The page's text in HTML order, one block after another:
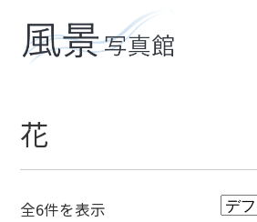
花
全6件を表示